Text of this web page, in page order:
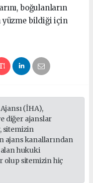
boğulanların
bildiği için
(İHA),
diğer ajanslar
sitemizin
ajans kanallarından
hukuki
olup sitemizin hiç